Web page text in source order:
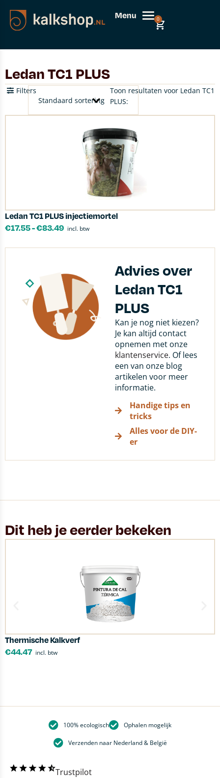
Menu 0
Ledan TC1 PLUS
Toon resultaten voor Ledan TC1
PLUS:
Filters
Ledan TC1 PLUS injectiemortel
€17.55-€83.49 incl. btw
Advies over
Ledan TC1
PLUS
Kan je nog niet kiezen?
Je kan altijd contact
opnemen met onze
klantenservice. Of lees
een van onze blog
artikelen voor meer
informatie.
Handige tips en
tricks
Alles voor de DIY-
er
Dit heb je eerder bekeken
Thermische Kalkverf
€44.47 incl. btw
100% ecologisch Ophalen mogelijk
Verzenden naar Nederland & België
Trustpilot